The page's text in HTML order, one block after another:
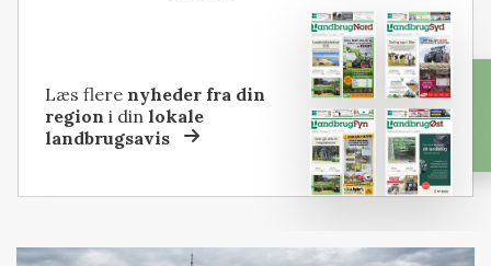
Læs flere nyheder fra din
region i dinlokale
landbrugsavis